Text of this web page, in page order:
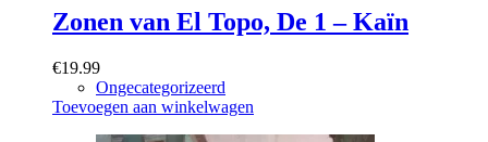
Zonen van El Topo, De 1 – Kaïn
€19.99
Ongecategorizeerd
Toevoegen aan winkelwagen